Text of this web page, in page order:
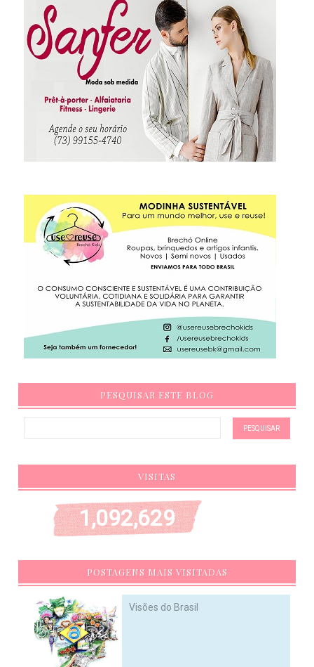
PESQUISAR ESTE BLOG
VISITAS
1,092,629
POSTAGENS MAIS VISITADAS
Visões do Brasil